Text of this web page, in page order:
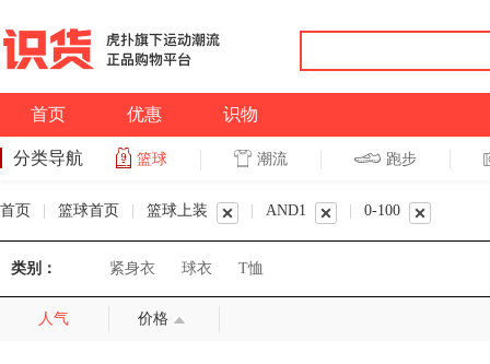
首页 优惠 识物
分类导航 篮球 潮流 跑步
首页 篮球首页 篮球上装 AND1 0-100
类别： 紧身衣 球衣 T恤
人气 价格